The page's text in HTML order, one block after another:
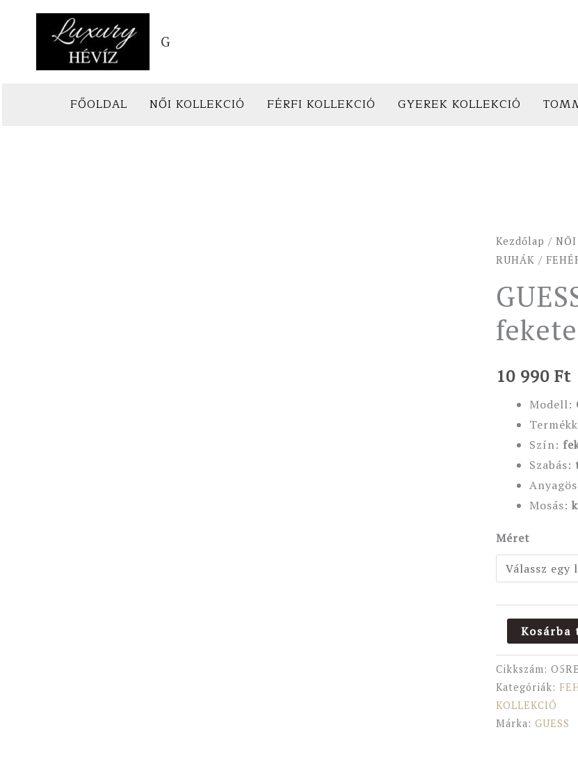
G
FŐOLDAL NŐI KOLLEKCIÓ FÉRFI KOLLEKCIÓ GYEREK KOLLEKCIÓ
Kezdőlap /
RUHÁK /
fekete
10 990Ft
Modell:
Szín:
Szabás:
Mosás:
Méret
GUESS
női
BRAZIL
fekete
mennyiség
Kosárba
Cikkszám:
Kategóriák:
KOLLEKCIÓ
Márka:GUESS